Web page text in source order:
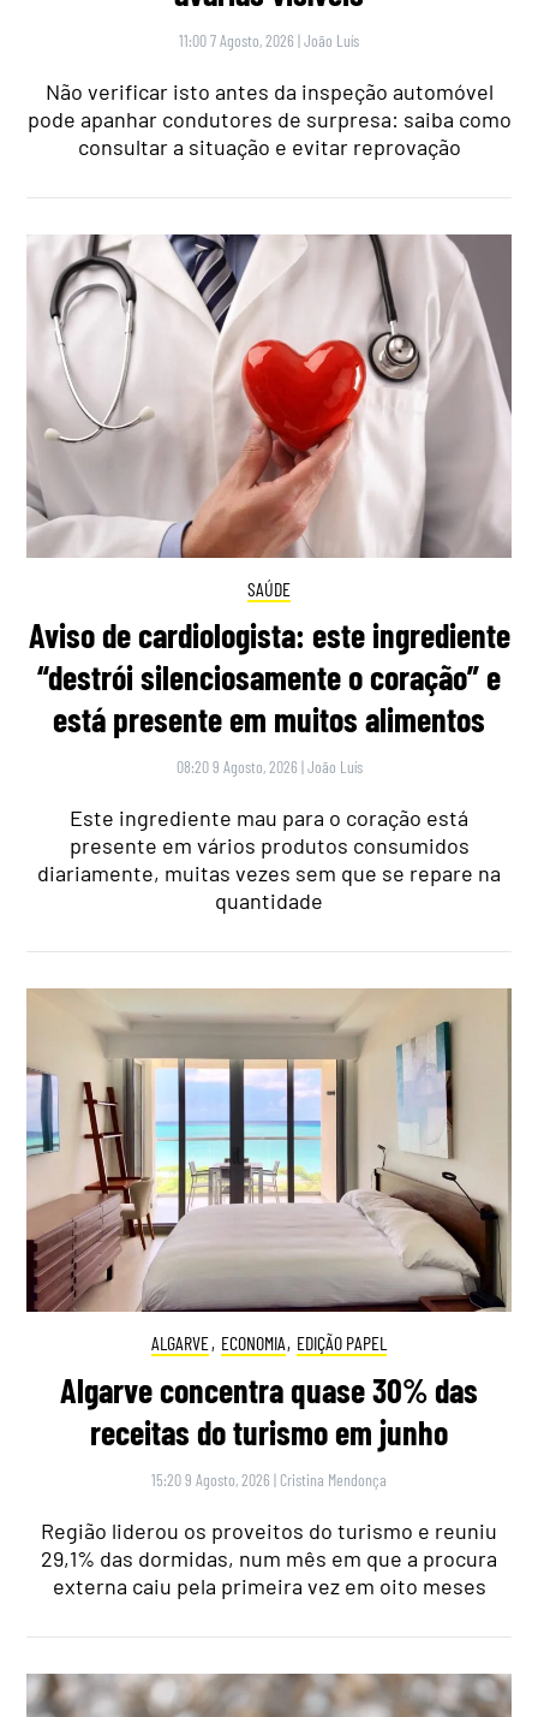
11:00 7 Agosto, 2026 |João Luís
Não verificar isto antes da inspeção automóvel
pode apanhar condutores de surpresa: saiba como
consultar a situação e evitar reprovação
SAÚDE
Aviso de cardiologista: este ingrediente
“destrói silenciosamente o coração” e
está presente em muitos alimentos
08:20 9 Agosto, 2026 |João Luís
Este ingrediente mau para o coração está
presente em vários produtos consumidos
diariamente, muitas vezes sem que se repare na
quantidade
ALGARVE, ECONOMIA, EDIÇÃO PAPEL
Algarve concentra quase 30% das
receitas do turismo em junho
15:20 9 Agosto, 2026 | Cristina Mendonça
Região liderou os proveitos do turismo e reuniu
29,1% das dormidas, num mês em que a procura
externa caiu pela primeira vez em oito meses